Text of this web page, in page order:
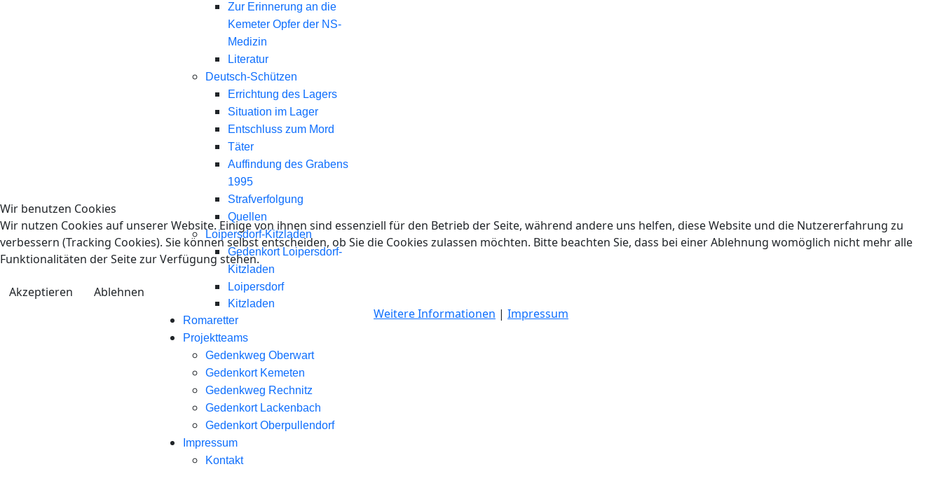
Zur Erinnerung an die
Kemeter Opfer der NS-
Medizin
Literatur
Deutsch-Schützen
Errichtung des Lagers
Situation im Lager
Entschluss zum Mord
Täter
Auffindung des Grabens
1995
Strafverfolgung
Quellen
Loipersdorf-Kitzladen
Gedenkort Loipersdorf-
Kitzladen
Loipersdorf
Kitzladen
Romaretter
Projektteams
Gedenkweg Oberwart
Gedenkort Kemeten
Gedenkweg Rechnitz
Gedenkort Lackenbach
Gedenkort Oberpullendorf
Impressum
Kontakt
Wir benutzen Cookies
Wir nutzen Cookies auf unserer Website. Einige von ihnen sind essenziell für den Betrieb der Seite, während andere uns helfen, diese Website und die Nutzererfahrung zu
verbessern (Tracking Cookies). Sie können selbst entscheiden, ob Sie die Cookies zulassen möchten. Bitte beachten Sie, dass bei einer Ablehnung womöglich nicht mehr alle
Funktionalitäten der Seite zur Verfügung stehen.
Akzeptieren
Ablehnen
Weitere Informationen | Impressum